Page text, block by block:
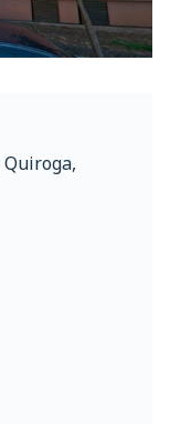
Quiroga,